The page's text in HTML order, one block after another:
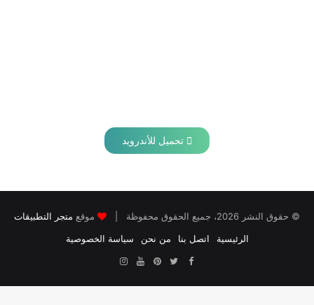
تحميل للأندرويد
© حقوق النشر 2026، جميع الحقوق محفوظة | موقع متجر التطبيقات
الرئيسية
اتصل بنا من نحن سياسة الخصوصية